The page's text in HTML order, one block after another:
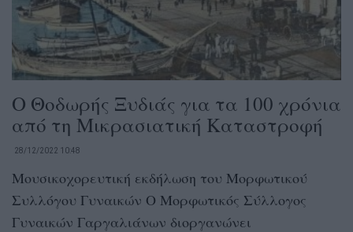
Ο Θοδωρής Ξυδιάς για τα 100 χρόνια
από τη Μικρασιατική Καταστροφή
28/12/2022 10:48
Μουσικοχορευτική εκδήλωση του Μορφωτικού
Συλλόγου Γυναικών Ο Μορφωτικός Σύλλογος
Γυναικών Γαργαλιάνων διοργανώνει